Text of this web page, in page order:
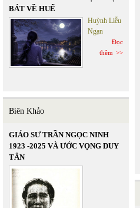
BÁT VỀ HUẾ
Huỳnh Liễu
Ngạn
Đọc
thêm
Biên Khảo
GIÁO SƯ TRẦN NGỌC NINH
1923 -2025 VÀ ƯỚC VỌNG DUY
TÂN